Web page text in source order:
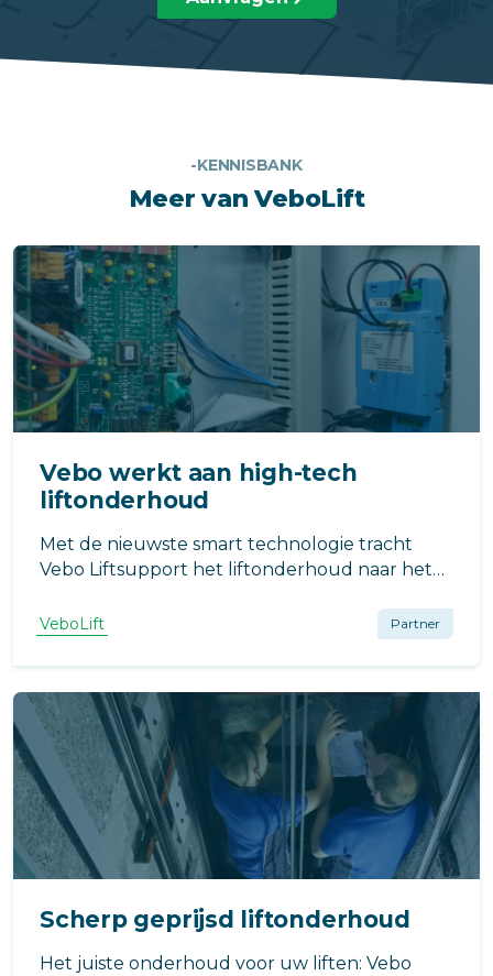
-KENNISBANK
Meer van VeboLift
Vebo werkt aan high-tech
liftonderhoud
Met de nieuwste smart technologie tracht
Vebo Liftsupport het liftonderhoud naar het
VeboLift Partner
Scherp geprijsd liftonderhoud
Het juiste onderhoud voor uw liften: Vebo